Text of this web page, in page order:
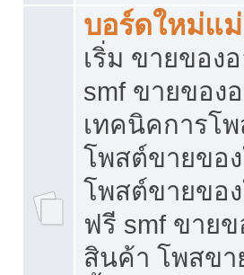
บอร์ดใหม่แ
เริ่ม ขายของ
smf ขายของ
เทคนิคการโ
โพสต์ขายขอ
โพสต์ขายขอ
ฟรี smf ขาย
สินค้า โพสขา